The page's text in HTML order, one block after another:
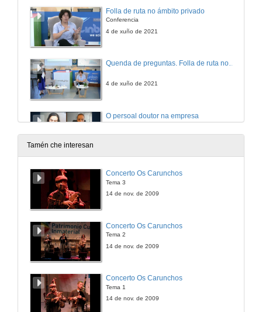
Folla de ruta no ámbito privado
Conferencia
4 de xuño de 2021
Quenda de preguntas. Folla de ruta no ámbito privado
4 de xuño de 2021
O persoal doutor na empresa
Mesa redonda
4 de xuño de 2021
Mesa redonda
Tamén che interesan
Concerto Os Carunchos
Tema 3
14 de nov. de 2009
Concerto Os Carunchos
Tema 2
14 de nov. de 2009
Concerto Os Carunchos
Tema 1
14 de nov. de 2009